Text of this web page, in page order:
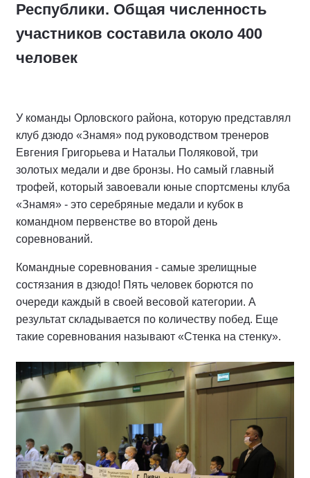
Республики. Общая численность
участников составила около 400
человек
У команды Орловского района, которую представлял
клуб дзюдо «Знамя» под руководством тренеров
Евгения Григорьева и Натальи Поляковой, три
золотых медали и две бронзы. Но самый главный
трофей, который завоевали юные спортсмены клуба
«Знамя» - это серебряные медали и кубок в
командном первенстве во второй день
соревнований.
Командные соревнования - самые зрелищные
состязания в дзюдо! Пять человек борются по
очереди каждый в своей весовой категории. А
результат складывается по количеству побед. Еще
такие соревнования называют «Стенка на стенку».